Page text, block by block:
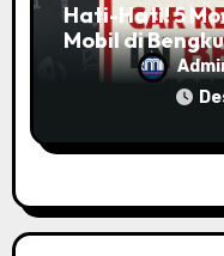
Hati-Hati! 5
Mobil di
Ketahui